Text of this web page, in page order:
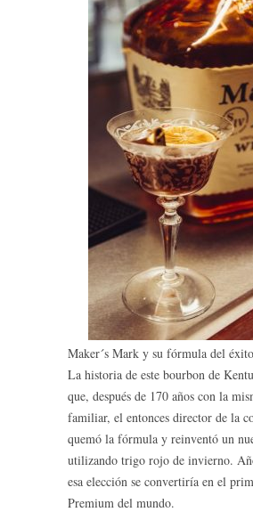
Maker´s Mark y su fórmula del éxito
La historia de este bourbon de
que, después de 170 años con la
familiar, el entonces director de la
quemó la fórmula y reinventó un
utilizando trigo rojo de invierno.
esa elección se convertiría en el
Premium del mundo.